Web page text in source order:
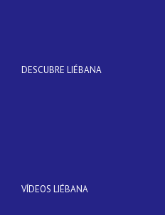
DESCUBRE LIÉBANA
VÍDEOS LIÉBANA